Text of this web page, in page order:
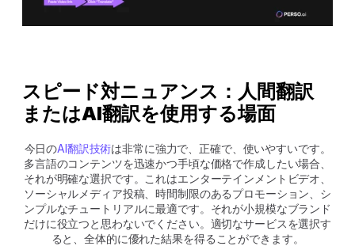
スピード対ニュアンス：人間翻訳
またはAI翻訳を使用する場面
今日のAI翻訳技術は非常に強力で、正確で、使いやすいです。
多言語のコンテンツを迅速かつ手頃な価格で作成したい場合、
それが明確な選択です。これはエンターテインメントビデオ、
ソーシャルメディア投稿、時間制限のあるプロモーション、シ
ンプルなチュートリアルに最適です。それが小規模なブランド
だけに役立つと思わないでください。適切なサービスを選択す
ると、全体的に優れた結果を得ることができます。